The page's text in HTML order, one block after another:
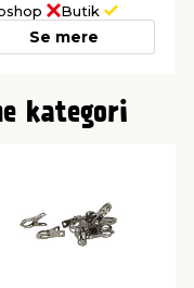
Butik
Se mere
kategori